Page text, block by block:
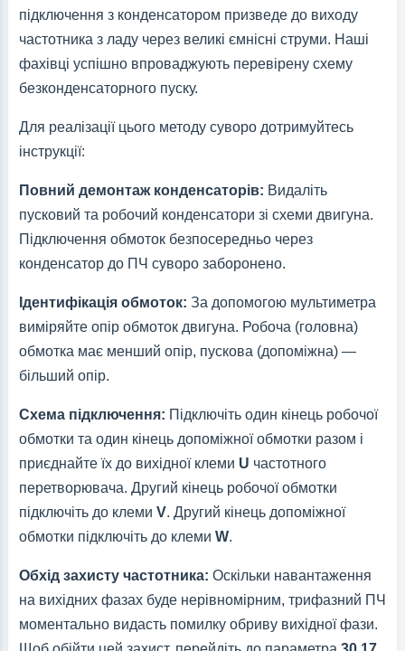
підключення з конденсатором призведе до виходу
частотника з ладу через великі ємнісні струми. Наші
фахівці успішно впроваджують перевірену схему
безконденсаторного пуску.
Для реалізації цього методу суворо дотримуйтесь
інструкції:
Повний демонтаж конденсаторів: Видаліть
пусковий та робочий конденсатори зі схеми двигуна.
Підключення обмоток безпосередньо через
конденсатор до ПЧ суворо заборонено.
Ідентифікація обмоток: За допомогою мультиметра
виміряйте опір обмоток двигуна. Робоча (головна)
обмотка має менший опір, пускова (допоміжна) —
більший опір.
Схема підключення: Підключіть один кінець робочої
обмотки та один кінець допоміжної обмотки разом і
приєднайте їх до вихідної клеми U частотного
перетворювача. Другий кінець робочої обмотки
підключіть до клеми V. Другий кінець допоміжної
обмотки підключіть до клеми W.
Обхід захисту частотника: Оскільки навантаження
на вихідних фазах буде нерівномірним, трифазний ПЧ
моментально видасть помилку обриву вихідної фази.